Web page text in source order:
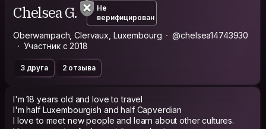
Chelsea G.
Не
верифицирован
Oberwampach, Clervaux, Luxembourg
@chelsea14743930
Участник с 2018
3 друга 2 отзыва
I'm 18 years old and love to travel
I'm half Luxembourgish and half Capverdian
I love to meet new people and learn about other cultures.